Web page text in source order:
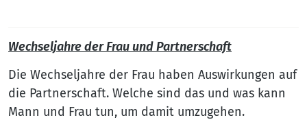
Wechseljahre der Frau und Partnerschaft
Die Wechseljahre der Frau haben Auswirkungen auf
die Partnerschaft. Welche sind das und was kann
Mann und Frau tun, um damit umzugehen.